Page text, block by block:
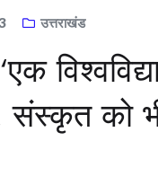
उत्तराखंड
को